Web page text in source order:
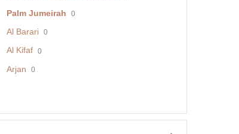
Palm Jumeirah 0
Al Barari 0
Al Kifaf 0
Arjan 0